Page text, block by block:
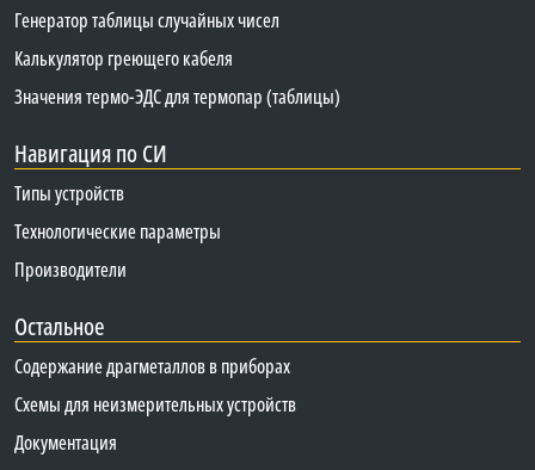
Генератор таблицы случайных чисел
Калькулятор греющего кабеля
Значения термо-ЭДС для термопар (таблицы)
Навигация по СИ
Типы устройств
Технологические параметры
Производители
Остальное
Содержание драгметаллов в приборах
Схемы для неизмерительных устройств
Документация